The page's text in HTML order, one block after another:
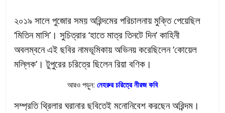
২০১৯ সালে পুজোর সময় অরিন্দমের পরিচালনায় মুক্তি পেয়েছিল
‘মিতিন মাসি’। সুচিত্রার ‘হাতে মাত্র তিনটে দিন’ কাহিনী
অবলম্বনে এই ছবির নামভূমিকায় অভিনয় করেছিলেন ‘কোয়েল
মল্লিক’। টুপুরের চরিত্রে ছিলেন রিয়া বণিক।
আরও পড়ুন: নেহরুর চরিত্রে নীরজ কবি
সম্প্রতি থ্রিলার ঘরানার ছবিতেই মনোনিবেশ করছেন অরিন্দম।